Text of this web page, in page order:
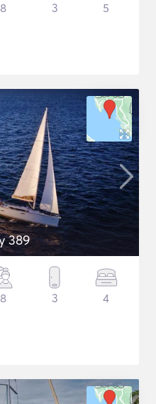
8 3 5
389
8 3 4